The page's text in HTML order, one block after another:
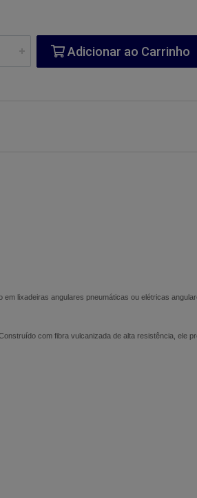
Adicionar ao Carrinho
lixadeiras angulares pneumáticas ou elétricas
com fibra vulcanizada de alta resistência, ele